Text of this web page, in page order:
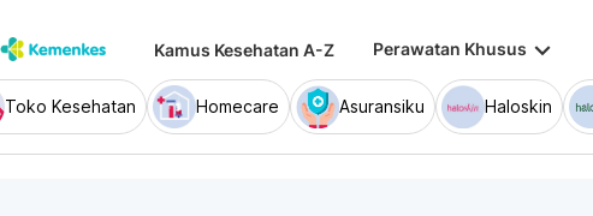
Kamus Kesehatan A-Z Perawatan Khusus keyboard_arrow_down
Toko Kesehatan Homecare Asuransiku Haloskin